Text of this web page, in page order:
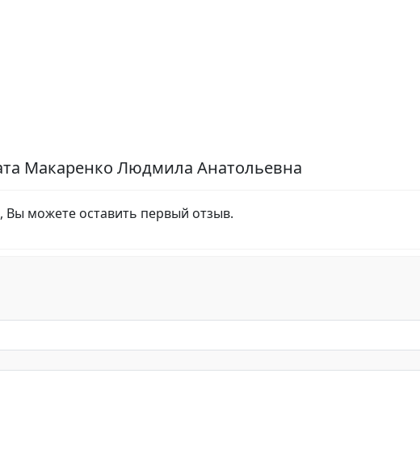
Макаренко Людмила Анатольевна
Вы можете оставить первый отзыв.